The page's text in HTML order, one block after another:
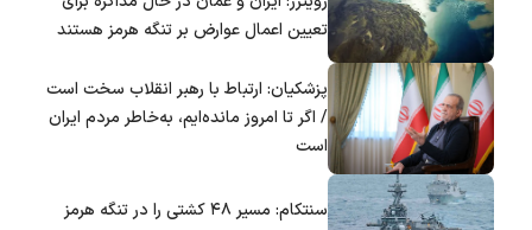
تعیین اعمال عوارض بر تنگه هرمز هستند
پزشکیان: ارتباط با رهبر انقلاب سخت است
/ اگر تا امروز مانده‌ایم، به‌خاطر مردم ایران
است
سنتکام: مسیر ۴۸ کشتی را در تنگه هرمز